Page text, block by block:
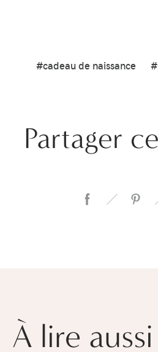
#cadeau de naissance
Partager
À lire aussi